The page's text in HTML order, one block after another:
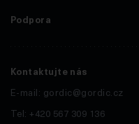
Podpora
Kontaktujte nás
E-mail: gordic@gordic.cz
Tel: +420 567 309 136